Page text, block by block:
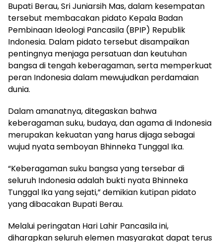
Bupati Berau, Sri Juniarsih Mas, dalam kesempatan
tersebut membacakan pidato Kepala Badan
Pembinaan Ideologi Pancasila (BPIP) Republik
Indonesia. Dalam pidato tersebut disampaikan
pentingnya menjaga persatuan dan keutuhan
bangsa di tengah keberagaman, serta memperkuat
peran Indonesia dalam mewujudkan perdamaian
dunia.
Dalam amanatnya, ditegaskan bahwa
keberagaman suku, budaya, dan agama di Indonesia
merupakan kekuatan yang harus dijaga sebagai
wujud nyata semboyan Bhinneka Tunggal Ika.
“Keberagaman suku bangsa yang tersebar di
seluruh Indonesia adalah bukti nyata Bhinneka
Tunggal Ika yang sejati,” demikian kutipan pidato
yang dibacakan Bupati Berau.
Melalui peringatan Hari Lahir Pancasila ini,
diharapkan seluruh elemen masyarakat dapat terus